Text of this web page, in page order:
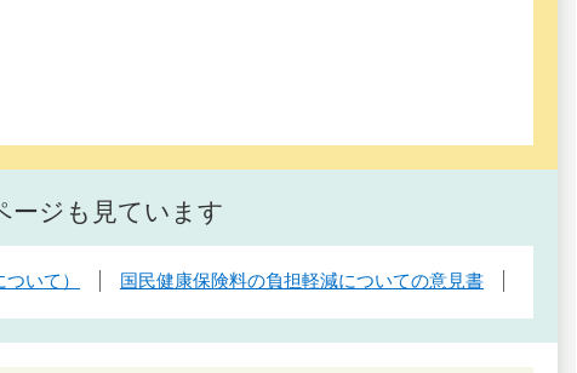
ージも見ています
いて） 国民健康保険料の負担軽減についての意見書